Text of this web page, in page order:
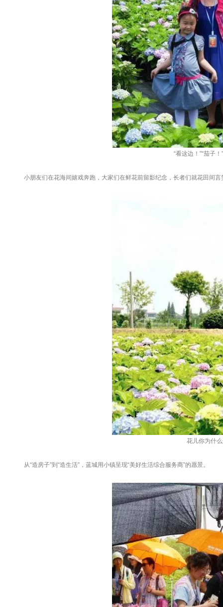
“看这边！”“茄子
小朋友们在花海间嬉戏奔跑，大家们在鲜花前留影纪念，长者们就花田间
花儿你为什
从“造房子”到“造生活”，蓝城用小镇呈现“美好生活综合服务商”的愿景。